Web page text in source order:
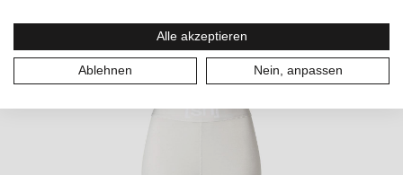
Vervollständige deinen Look
Alle akzeptieren
Ablehnen Nein, anpassen